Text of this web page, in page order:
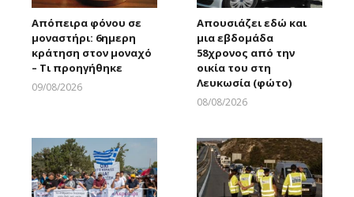
Απόπειρα φόνου σε
μοναστήρι: 6ημερη
κράτηση στον μοναχό
– Τι προηγήθηκε
09/08/2026
Απουσιάζει εδώ και
μια εβδομάδα
58χρονος από την
οικία του στη
Λευκωσία (φώτο)
08/08/2026